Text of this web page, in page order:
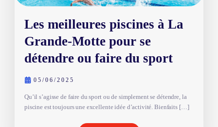
Les meilleures piscines à La
Grande-Motte pour se
détendre ou faire du sport
05/06/2025
Qu’il s’agisse de faire du sport ou de simplement se détendre, la
piscine est toujours une excellente idée d’activité. Bienfaits […]